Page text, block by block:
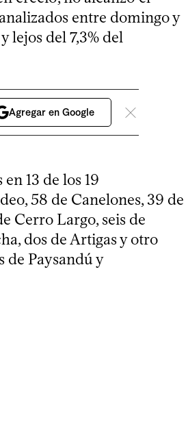
entre domingo y
lejos del 7,3% del
Agregar en Google
13 de los 19
58 de Canelones, 39 de
Cerro Largo, seis de
dos de Artigas y otro
de Paysandú y